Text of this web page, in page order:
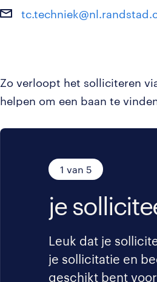
Zo verloopt het solliciteren
helpen om een baan te
1 van 5
je
Leuk dat je
je sollicitatie en
geschikt bent